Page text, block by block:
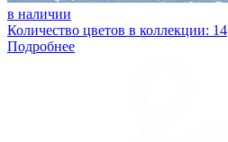
в наличии
Количество цветов в коллекции: 14
Подробнее